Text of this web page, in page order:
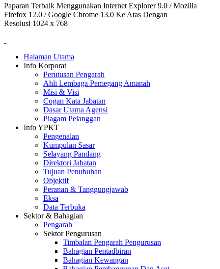
Paparan Terbaik Menggunakan Internet Explorer 9.0 / Mozilla
Firefox 12.0 / Google Chrome 13.0 Ke Atas Dengan
Resolusi 1024 x 768
Halaman Utama
Info Korporat
Perutusan Pengarah
Ahli Lembaga Pemegang Amanah
Misi & Visi
Cogan Kata Jabatan
Dasar Utama Agensi
Piagam Pelanggan
Info YPKT
Pengenalan
Kumpulan Sasar
Selayang Pandang
Direktori Jabatan
Tujuan Penubuhan
Objektif
Peranan & Tanggungjawab
Eksa
Data Terbuka
Sektor & Bahagian
Pengarah
Sektor Pengurusan
Timbalan Pengarah Pengurusan
Bahagian Pentadbiran
Bahagian Kewangan